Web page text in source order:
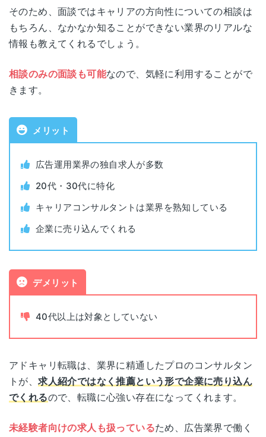
公式サイト https://adope-tensyoku.jp/
職業紹介事業許可番号
対象年代
利用料金
非公開求人数 非公開
書類添削
面接指導 あり
そのため、面談ではキャリアの方向性についての相談は
もちろん、なかなか知ることができない業界のリアルな
情報も教えてくれるでしょう。
相談のみの面談も可能なので、気軽に利用することがで
きます。
メリット
広告運用業界の独自求人が多数
20代・30代に特化
キャリアコンサルタントは業界を熟知している
企業に売り込んでくれる
デメリット
40代以上は対象としていない
アドキャリ転職は、業界に精通したプロのコンサルタン
トが、求人紹介ではなく推薦という形で企業に売り込ん
でくれるので、転職に心強い存在になってくれます。
未経験者向けの求人も扱っているため、広告業界で働く